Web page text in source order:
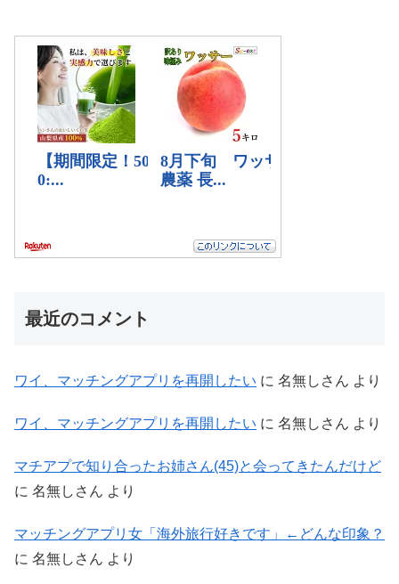
最近のコメント
ワイ、マッチングアプリを再開したい に 名無しさん より
ワイ、マッチングアプリを再開したい に 名無しさん より
マチアプで知り合ったお姉さん(45)と会ってきたんだけど
に 名無しさん より
マッチングアプリ女「海外旅行好きです」←どんな印象？
に 名無しさん より